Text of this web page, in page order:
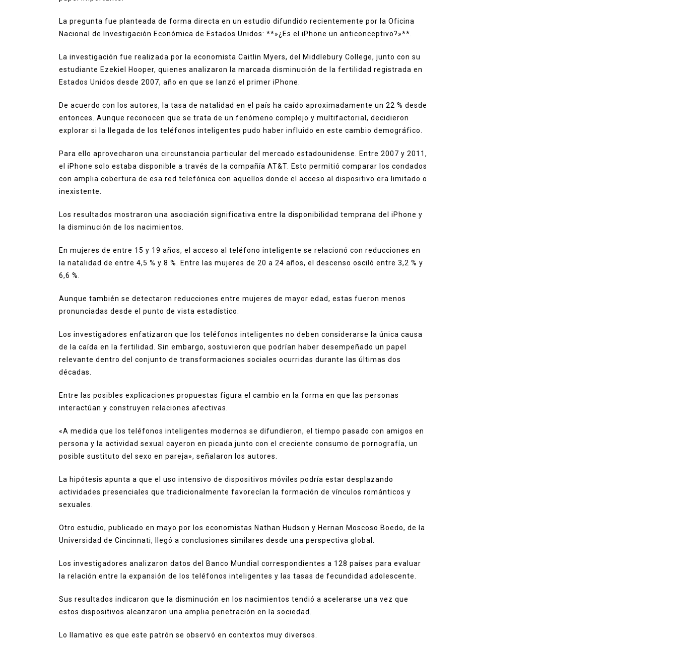
La pregunta fue planteada de forma directa en un estudio difundido recientemente por la Oficina
Nacional de Investigación Económica de Estados Unidos: **»¿Es el iPhone un anticonceptivo?»**.
La investigación fue realizada por la economista Caitlin Myers, del Middlebury College, junto con su
estudiante Ezekiel Hooper, quienes analizaron la marcada disminución de la fertilidad registrada en
Estados Unidos desde 2007, año en que se lanzó el primer iPhone.
De acuerdo con los autores, la tasa de natalidad en el país ha caído aproximadamente un 22 % desde
entonces. Aunque reconocen que se trata de un fenómeno complejo y multifactorial, decidieron
explorar si la llegada de los teléfonos inteligentes pudo haber influido en este cambio demográfico.
Para ello aprovecharon una circunstancia particular del mercado estadounidense. Entre 2007 y 2011,
el iPhone solo estaba disponible a través de la compañía AT&T. Esto permitió comparar los condados
con amplia cobertura de esa red telefónica con aquellos donde el acceso al dispositivo era limitado o
inexistente.
Los resultados mostraron una asociación significativa entre la disponibilidad temprana del iPhone y
la disminución de los nacimientos.
En mujeres de entre 15 y 19 años, el acceso al teléfono inteligente se relacionó con reducciones en
la natalidad de entre 4,5 % y 8 %. Entre las mujeres de 20 a 24 años, el descenso osciló entre 3,2 % y
6,6 %.
Aunque también se detectaron reducciones entre mujeres de mayor edad, estas fueron menos
pronunciadas desde el punto de vista estadístico.
Los investigadores enfatizaron que los teléfonos inteligentes no deben considerarse la única causa
de la caída en la fertilidad. Sin embargo, sostuvieron que podrían haber desempeñado un papel
relevante dentro del conjunto de transformaciones sociales ocurridas durante las últimas dos
décadas.
Entre las posibles explicaciones propuestas figura el cambio en la forma en que las personas
interactúan y construyen relaciones afectivas.
«A medida que los teléfonos inteligentes modernos se difundieron, el tiempo pasado con amigos en
persona y la actividad sexual cayeron en picada junto con el creciente consumo de pornografía, un
posible sustituto del sexo en pareja», señalaron los autores.
La hipótesis apunta a que el uso intensivo de dispositivos móviles podría estar desplazando
actividades presenciales que tradicionalmente favorecían la formación de vínculos románticos y
sexuales.
Otro estudio, publicado en mayo por los economistas Nathan Hudson y Hernan Moscoso Boedo, de la
Universidad de Cincinnati, llegó a conclusiones similares desde una perspectiva global.
Los investigadores analizaron datos del Banco Mundial correspondientes a 128 países para evaluar
la relación entre la expansión de los teléfonos inteligentes y las tasas de fecundidad adolescente.
Sus resultados indicaron que la disminución en los nacimientos tendió a acelerarse una vez que
estos dispositivos alcanzaron una amplia penetración en la sociedad.
Lo llamativo es que este patrón se observó en contextos muy diversos.